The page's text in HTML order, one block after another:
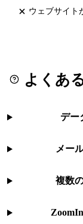
ウェブサイト
よくあ
デー
メー
複数